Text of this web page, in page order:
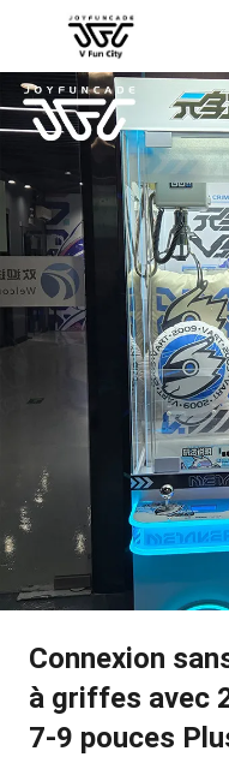
Connexion
à griffes avec
7-9 pouces